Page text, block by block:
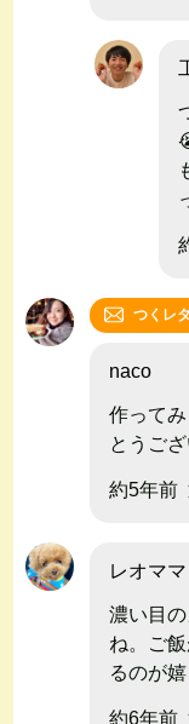
つくレ
naco
作って
とうござ
約5年前
レオママ
濃い目
ね。ご
るのが嬉
約6年前